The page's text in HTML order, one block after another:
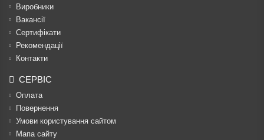
Виробники
Вакансії
Сертифікати
Рекомендації
Контакти
СЕРВІС
Оплата
Повернення
Умови користування сайтом
Мапа сайту